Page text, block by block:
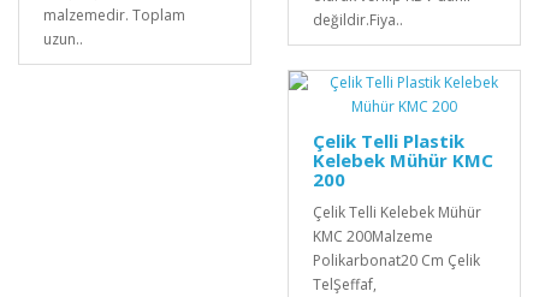
malzemedir. Toplam
uzun..
değildir.Fiya..
Çelik Telli Plastik
Kelebek Mühür KMC
200
Çelik Telli Kelebek Mühür
KMC 200Malzeme
Polikarbonat20 Cm Çelik
TelŞeffaf,